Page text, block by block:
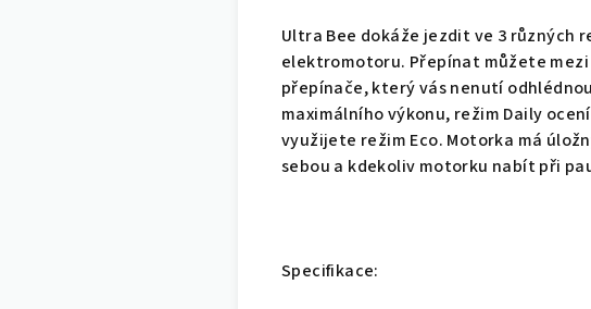
Ultra Bee dokáže jezdit ve 3 různých
elektromotoru. Přepínat můžete mezi
přepínače, který vás nenutí
maximálního výkonu, režim Daily
využijete režim Eco. Motorka má
sebou a kdekoliv motorku nabít při
Specifikace: